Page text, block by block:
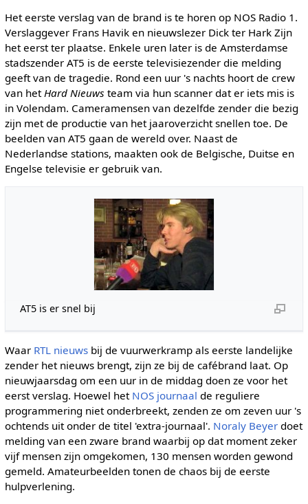
Het eerste verslag van de brand is te horen op NOS Radio 1.
Verslaggever Frans Havik en nieuwslezer Dick ter Hark Zijn
het eerst ter plaatse. Enkele uren later is de Amsterdamse
stadszender AT5 is de eerste televisiezender die melding
geeft van de tragedie. Rond een uur 's nachts hoort de crew
van hetHard Nieuws team via hun scanner dat er iets mis is
in Volendam. Cameramensen van dezelfde zender die bezig
zijn met de productie van het jaaroverzicht snellen toe. De
beelden van AT5 gaan de wereld over. Naast de
Nederlandse stations, maakten ook de Belgische, Duitse en
Engelse televisie er gebruik van.
AT5 is er snel bij
Waar RTL nieuwsbij de vuurwerkramp als eerste landelijke
zender het nieuws brengt, zijn ze bij de cafébrand laat. Op
nieuwjaarsdag om een uur in de middag doen ze voor het
eerst verslag. Hoewel het NOS journaal de reguliere
programmering niet onderbreekt, zenden ze om zeven uur 's
ochtends uit onder de titel 'extra-journaal'. Noraly Beyerdoet
melding van een zware brand waarbij op dat moment zeker
vijf mensen zijn omgekomen, 130 mensen worden gewond
gemeld. Amateurbeelden tonen de chaos bij de eerste
hulpverlening.